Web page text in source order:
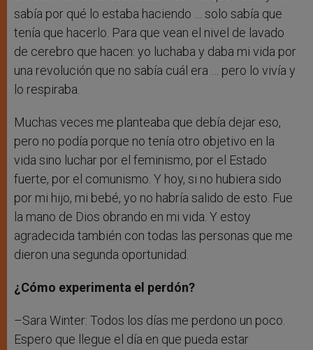
sabía por qué lo estaba haciendo … solo sabía que
tenía que hacerlo. Para que vean el nivel de lavado
de cerebro que hacen: yo luchaba y daba mi vida por
una revolución que no sabía cuál era … pero lo vivía y
lo respiraba.
Muchas veces me planteaba que debía dejar eso,
pero no podía porque no tenía otro objetivo en la
vida sino luchar por el feminismo, por el Estado
fuerte, por el comunismo. Y hoy, si no hubiera sido
por mi hijo, mi bebé, yo no habría salido de esto. Fue
la mano de Dios obrando en mi vida. Y estoy
agradecida también con todas las personas que me
dieron una segunda oportunidad.
¿Cómo experimenta el perdón?
–Sara Winter: Todos los días me perdono un poco.
Espero que llegue el día en que pueda estar